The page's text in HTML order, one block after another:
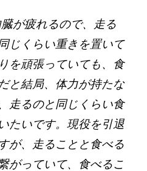
が疲れるので、走る
じくらい重きを置いて
を頑張っていても、食
と結局、体力が持たな
走るのと同じくらい食
たいです。現役を引退
が、走ることと食べる
がっていて、食べるこ